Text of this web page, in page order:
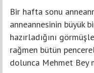
Bir hafta sonu
anneannesinin büyük
hazırladığını
rağmen bütün
dolunca Mehmet Bey